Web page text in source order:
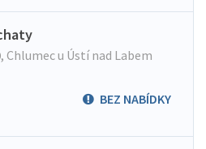
, Chlumec u Ústí nad Labem
BEZ NABÍDKY